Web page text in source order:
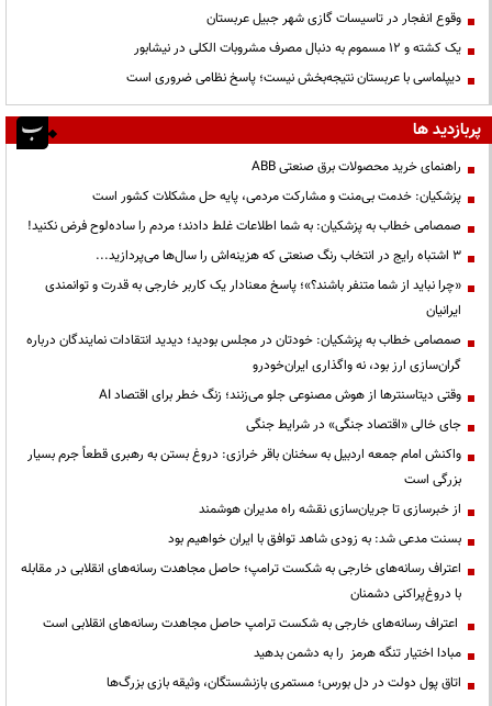
وقوع انفجار در تاسیسات گازی شهر جبیل عربستان
یک کشته و ۱۲ مسموم به دنبال مصرف مشروبات الکلی در نیشابور
دیپلماسی با عربستان نتیجه‌بخش نیست؛ پاسخ نظامی ضروری است
پربازدید ها
راهنمای خرید محصولات برق صنعتی ABB
پزشکیان: خدمت بی‌منت و مشارکت مردمی، پایه حل مشکلات کشور است
صمصامی خطاب به پزشکیان: به شما اطلاعات غلط دادند؛ مردم را ساده‌لوح فرض نکنید!
3 اشتباه رایج در انتخاب رنگ صنعتی که هزینه‌اش را سال‌ها می‌پردازید...
«چرا نباید از شما متنفر باشند؟»؛ پاسخ معنادار یک کاربر خارجی به قدرت و توانمندی
ایرانیان
صمصامی خطاب به پزشکیان: خودتان در مجلس بودید؛ دیدید انتقادات نمایندگان درباره
گران‌سازی ارز بود، نه واگذاری ایران‌خودرو
وقتی دیتاسنترها از هوش مصنوعی جلو می‌زنند؛ زنگ خطر برای اقتصاد AI
جای خالی «اقتصاد جنگی» در شرایط جنگی
واکنش امام جمعه اردبیل به سخنان باقر خرازی: دروغ بستن به رهبری قطعاً جرم بسیار
بزرگی است
از خبرسازی تا جریان‌سازی نقشه راه مدیران هوشمند
بسنت مدعی شد: به زودی شاهد توافق با ایران خواهیم بود
اعتراف رسانه‌های خارجی به شکست ترامپ؛ حاصل مجاهدت رسانه‌های انقلابی در مقابله
با دروغ‌پراکنی دشمنان
اعتراف رسانه‌های خارجی به شکست ترامپ حاصل مجاهدت رسانه‌های انقلابی است
مبادا اختیار تنگه هرمز را به دشمن بدهید
اتاق پول دولت در دل بورس؛ مستمری بازنشستگان، وثیقه بازی بزرگ‌ها